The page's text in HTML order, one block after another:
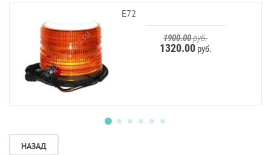
E72
1900.00руб.
1320.00руб.
НАЗАД